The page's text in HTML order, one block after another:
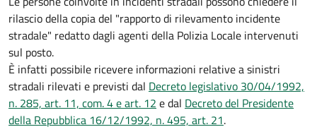
rilascio della copia del "rapporto di rilevamento incidente
stradale" redatto dagli agenti della Polizia Locale intervenuti
sul posto.
È infatti possibile ricevere informazioni relative a sinistri
stradali rilevati e previsti dal Decreto legislativo 30/04/1992,
n. 285, art. 11, com. 4 e art. 12 e dal Decreto del Presidente
della Repubblica 16/12/1992, n. 495, art. 21.